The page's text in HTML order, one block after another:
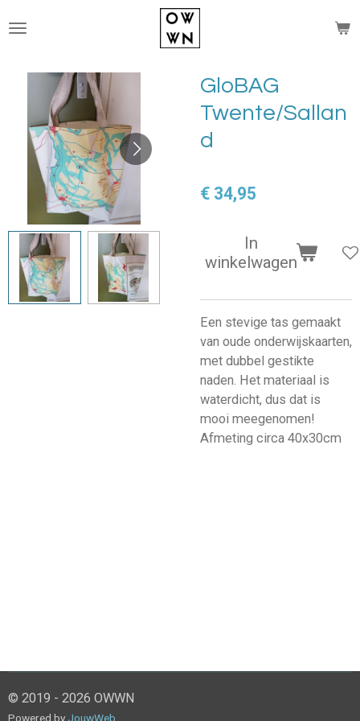
direct
hoofdinhoud
GloBAG
Twente/Sallan
d
€ 34,95
In
winkelwagen
Een stevige tas gemaakt
van oude onderwijskaarten,
met dubbel gestikte
naden. Het materiaal is
waterdicht, dus dat is
mooi meegenomen!
Afmeting circa 40x30cm
© 2019 - 2026 OWWN
Powered by JouwWeb